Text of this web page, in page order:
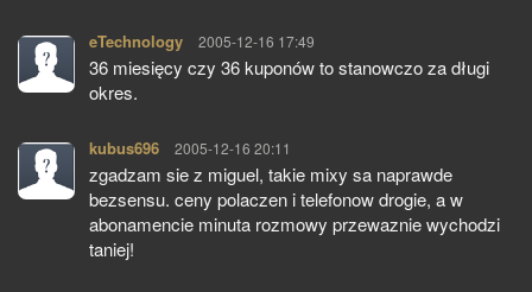
eTechnology pisze:
2005-12-16 17:49
36 miesięcy czy 36 kuponów to stanowczo za długi
okres.
kubus696 pisze:
2005-12-16 20:11
zgadzam sie z miguel, takie mixy sa naprawde
bezsensu. ceny polaczen i telefonow drogie, a w
abonamencie minuta rozmowy przewaznie wychodzi
taniej!